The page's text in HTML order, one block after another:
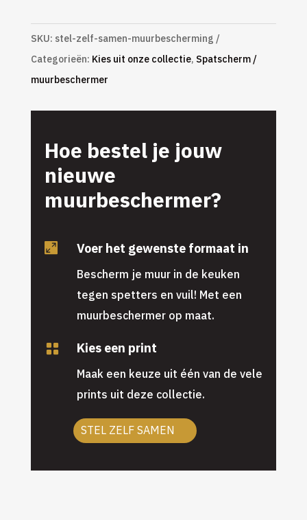
SKU: stel-zelf-samen-muurbescherming
Categorieën: Kies uit onze collectie, Spatscherm /
muurbeschermer
Hoe bestel je jouw
nieuwe
muurbeschermer?
 Voer het gewenste formaat in
Bescherm je muur in de keuken
tegen spetters en vuil! Met een
muurbeschermer op maat.
 Kies een print
Maak een keuze uit één van de vele
prints uit deze collectie.
STEL ZELF SAMEN